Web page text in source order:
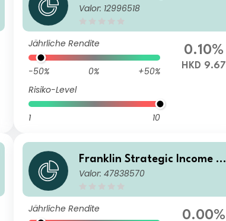
nd A (Mdis- plus)HKD
Valor: 12996518
Jährliche Rendite
-50% 0%
+50%
Risiko-Level
1 10
0.10%
HKD 9.67
Franklin Strategic Income Fu
nd A(Qdis)PLN-H1
Valor: 47838570
Jährliche Rendite 0.00%